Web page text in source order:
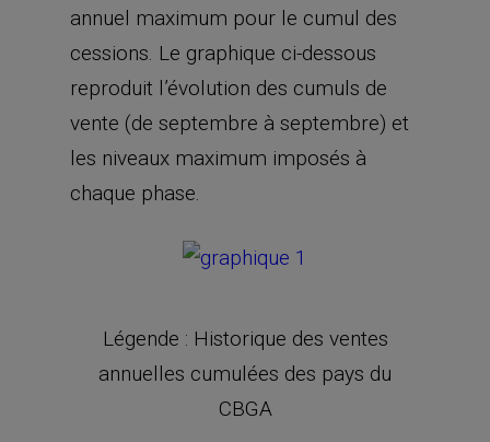
annuel maximum pour le cumul des
cessions. Le graphique ci-dessous
reproduit l’évolution des cumuls de
vente (de septembre à septembre) et
les niveaux maximum imposés à
chaque phase.
Légende : Historique des ventes
annuelles cumulées des pays du
CBGA